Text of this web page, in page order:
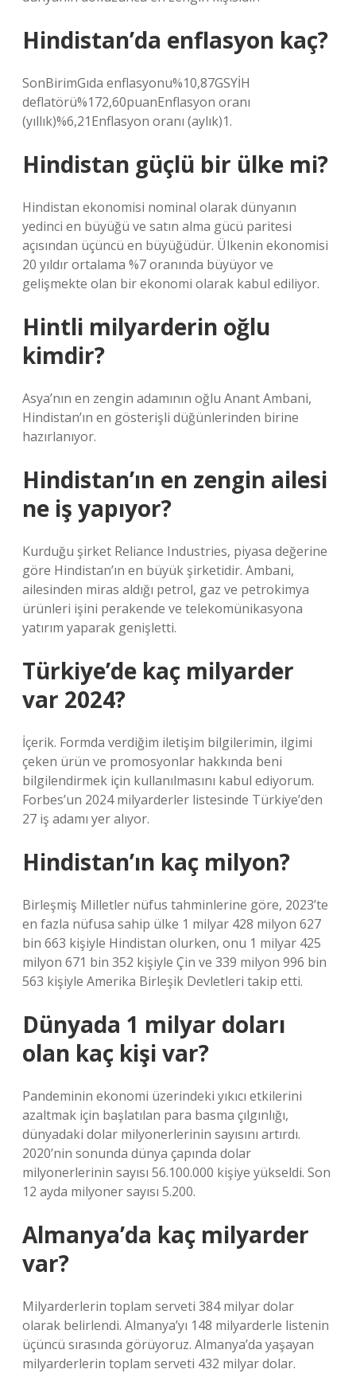
Hindistan’da enflasyon kaç?
SonBirimGıda enflasyonu%10,87GSYİH
deflatörü%172,60puanEnflasyon oranı
(yıllık)%6,21Enflasyon oranı (aylık)1.
Hindistan güçlü bir ülke mi?
Hindistan ekonomisi nominal olarak dünyanın
yedinci en büyüğü ve satın alma gücü paritesi
açısından üçüncü en büyüğüdür. Ülkenin ekonomisi
20 yıldır ortalama %7 oranında büyüyor ve
gelişmekte olan bir ekonomi olarak kabul ediliyor.
Hintli milyarderin oğlu
kimdir?
Asya’nın en zengin adamının oğlu Anant Ambani,
Hindistan’ın en gösterişli düğünlerinden birine
hazırlanıyor.
Hindistan’ın en zengin ailesi
ne iş yapıyor?
Kurduğu şirket Reliance Industries, piyasa değerine
göre Hindistan’ın en büyük şirketidir. Ambani,
ailesinden miras aldığı petrol, gaz ve petrokimya
ürünleri işini perakende ve telekomünikasyona
yatırım yaparak genişletti.
Türkiye’de kaç milyarder
var 2024?
İçerik. Formda verdiğim iletişim bilgilerimin, ilgimi
çeken ürün ve promosyonlar hakkında beni
bilgilendirmek için kullanılmasını kabul ediyorum.
Forbes’un 2024 milyarderler listesinde Türkiye’den
27 iş adamı yer alıyor.
Hindistan’ın kaç milyon?
Birleşmiş Milletler nüfus tahminlerine göre, 2023’te
en fazla nüfusa sahip ülke 1 milyar 428 milyon 627
bin 663 kişiyle Hindistan olurken, onu 1 milyar 425
milyon 671 bin 352 kişiyle Çin ve 339 milyon 996 bin
563 kişiyle Amerika Birleşik Devletleri takip etti.
Dünyada 1 milyar doları
olan kaç kişi var?
Pandeminin ekonomi üzerindeki yıkıcı etkilerini
azaltmak için başlatılan para basma çılgınlığı,
dünyadaki dolar milyonerlerinin sayısını artırdı.
2020’nin sonunda dünya çapında dolar
milyonerlerinin sayısı 56.100.000 kişiye yükseldi. Son
12 ayda milyoner sayısı 5.200.
Almanya’da kaç milyarder
var?
Milyarderlerin toplam serveti 384 milyar dolar
olarak belirlendi. Almanya’yı 148 milyarderle listenin
üçüncü sırasında görüyoruz. Almanya’da yaşayan
milyarderlerin toplam serveti 432 milyar dolar.